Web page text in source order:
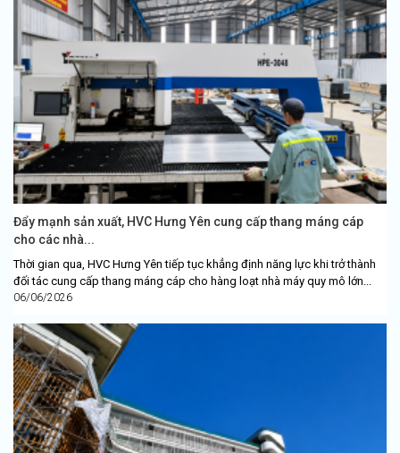
Đẩy mạnh sản xuất, HVC Hưng Yên cung cấp thang máng cáp
cho các nhà...
Thời gian qua, HVC Hưng Yên tiếp tục khẳng định năng lực khi trở thành
đối tác cung cấp thang máng cáp cho hàng loạt nhà máy quy mô lớn...
06/06/2026